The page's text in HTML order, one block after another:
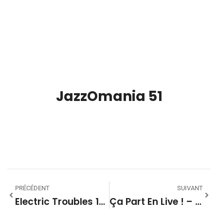
JazzOmania 51
PRÉCÉDENT
Electric Troubles 1685 – Playlist
SUIVANT
Ça Part En Live ! – 13